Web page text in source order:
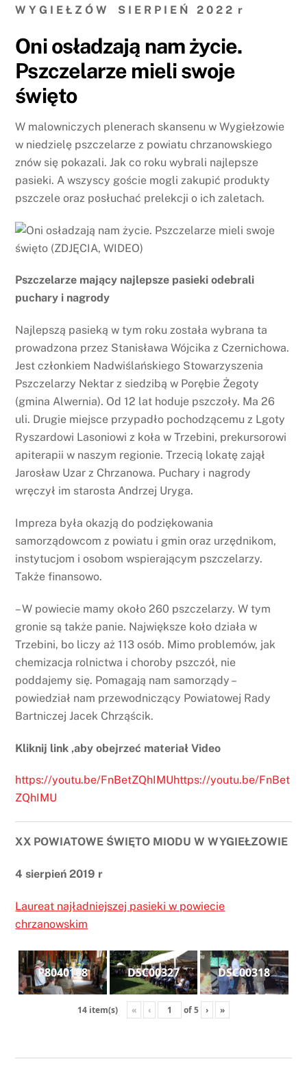
W Y G I E Ł Z Ó W S I E R P I E Ń 2 0 2 2 r
Oni osładzają nam życie.
Pszczelarze mieli swoje
święto
W malowniczych plenerach skansenu w Wygiełzowie
w niedzielę pszczelarze z powiatu chrzanowskiego
znów się pokazali. Jak co roku wybrali najlepsze
pasieki. A wszyscy goście mogli zakupić produkty
pszczele oraz posłuchać prelekcji o ich zaletach.
Pszczelarze mający najlepsze pasieki odebrali
puchary i nagrody
Najlepszą pasieką w tym roku została wybrana ta
prowadzona przez Stanisława Wójcika z Czernichowa.
Jest członkiem Nadwiślańskiego Stowarzyszenia
Pszczelarzy Nektar z siedzibą w Porębie Żegoty
(gmina Alwernia). Od 12 lat hoduje pszczoły. Ma 26
uli. Drugie miejsce przypadło pochodzącemu z Lgoty
Ryszardowi Lasoniowi z koła w Trzebini, prekursorowi
apiterapii w naszym regionie. Trzecią lokatę zajął
Jarosław Uzar z Chrzanowa. Puchary i nagrody
wręczył im starosta Andrzej Uryga.
Impreza była okazją do podziękowania
samorządowcom z powiatu i gmin oraz urzędnikom,
instytucjom i osobom wspierającym pszczelarzy.
Także finansowo.
– W powiecie mamy około 260 pszczelarzy. W tym
gronie są także panie. Największe koło działa w
Trzebini, bo liczy aż 113 osób. Mimo problemów, jak
chemizacja rolnictwa i choroby pszczół, nie
poddajemy się. Pomagają nam samorządy –
powiedział nam przewodniczący Powiatowej Rady
Bartniczej Jacek Chrząścik.
Kliknij link ,aby obejrzeć materiał Video
https://youtu.be/FnBetZQhIMUhttps://youtu.be/FnBet
ZQhIMU
XX POWIATOWE ŚWIĘTO MIODU W WYGIEŁZOWIE
4 sierpień 2019 r
Laureat najładniejszej pasieki w powiecie
chrzanowskim
P8040108 DSC00327 DSC00318
14 item(s) « ‹ of5 › »